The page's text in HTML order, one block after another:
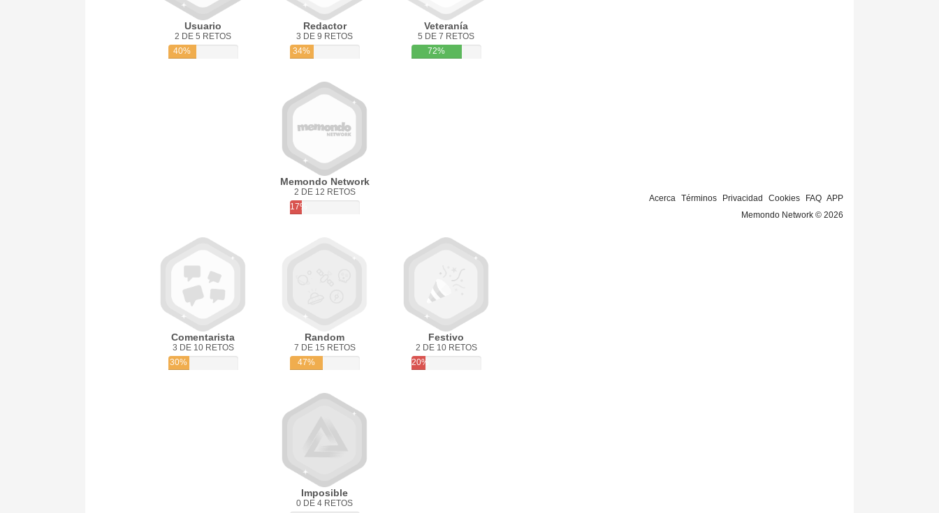
Usuario
2 DE 5 RETOS
40%
Redactor
3 DE 9 RETOS
34%
Veteranía
5 DE 7 RETOS
72%
Memondo Network
2 DE 12 RETOS
17%
Comentarista
3 DE 10 RETOS
30%
Random
7 DE 15 RETOS
47%
Festivo
2 DE 10 RETOS
20%
Imposible
0 DE 4 RETOS
Acerca Términos Privacidad Cookies FAQ APP
Memondo Network © 2026